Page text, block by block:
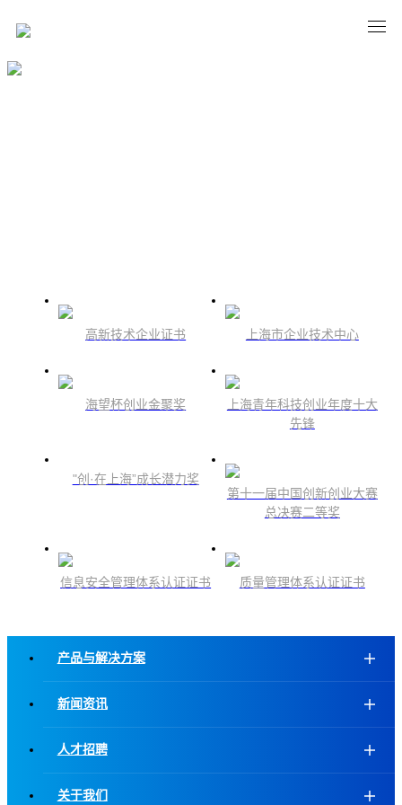
高新技术企业证书 上海市企业技术中心
海望杯创业金聚奖
上海青年科技创业年度十大
先锋
"创·在上海”成长潜力奖
第十一届中国创新创业大赛
总决赛二等奖
信息安全管理体系认证证书 质量管理体系认证证书
产品与解决方案
新闻资讯
人才招聘
关于我们